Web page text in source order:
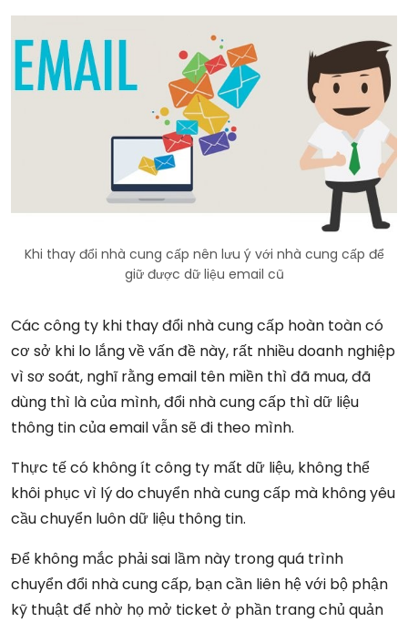
Khi thay đổi nhà cung cấp nên lưu ý với nhà cung cấp để
giữ được dữ liệu email cũ
Các công ty khi thay đổi nhà cung cấp hoàn toàn có
cơ sở khi lo lắng về vấn đề này, rất nhiều doanh nghiệp
vì sơ soát, nghĩ rằng email tên miền thì đã mua, đã
dùng thì là của mình, đổi nhà cung cấp thì dữ liệu
thông tin của email vẫn sẽ đi theo mình.
Thực tế có không ít công ty mất dữ liệu, không thể
khôi phục vì lý do chuyển nhà cung cấp mà không yêu
cầu chuyển luôn dữ liệu thông tin.
Để không mắc phải sai lầm này trong quá trình
chuyển đổi nhà cung cấp, bạn cần liên hệ với bộ phận
kỹ thuật để nhờ họ mở ticket ở phần trang chủ quản